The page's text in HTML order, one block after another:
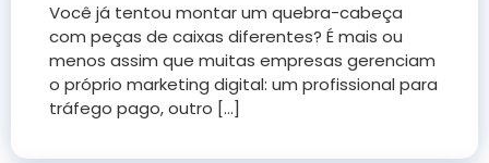
Você já tentou montar um quebra-cabeça
com peças de caixas diferentes? É mais ou
menos assim que muitas empresas gerenciam
o próprio marketing digital: um profissional para
tráfego pago, outro [...]